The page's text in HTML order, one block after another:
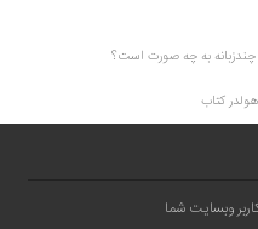
به چه صورت است؟
هولدر کتاب